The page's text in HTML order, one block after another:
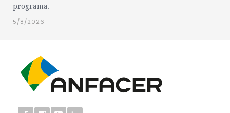
programa.
5/8/2026